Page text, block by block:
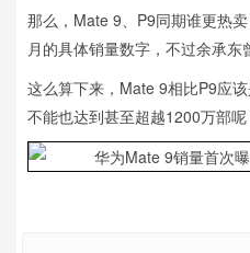
那么，Mate 9、P9同期谁更热
月的具体销量数字，不过余承东
这么算下来，Mate 9相比P9应
不能也达到甚至超越1200万部呢